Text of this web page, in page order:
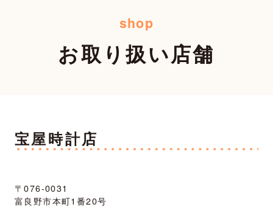
shop
お取り扱い店舗
宝屋時計店
〒076-0031
富良野市本町1番20号